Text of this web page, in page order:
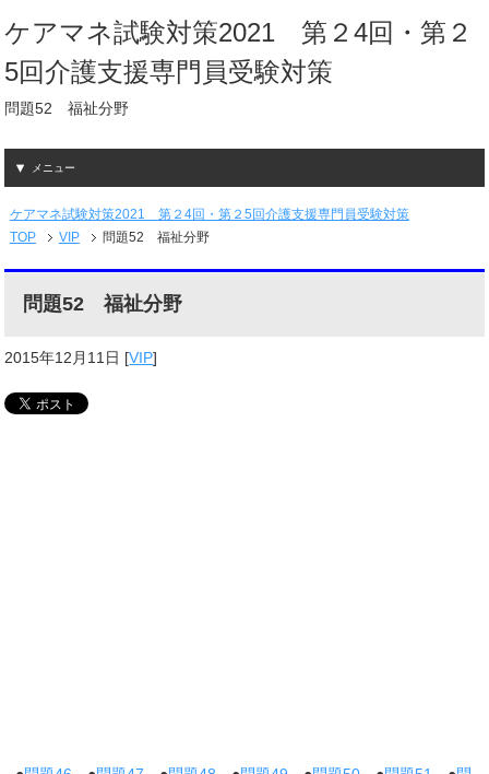
ケアマネ試験対策2021 第２4回・第２
5回介護支援専門員受験対策
問題52 福祉分野
メニュー
ケアマネ試験対策2021 第２4回・第２5回介護支援専門員受験対策
TOP
VIP 問題52 福祉分野
問題52 福祉分野
2015年12月11日 [VIP]